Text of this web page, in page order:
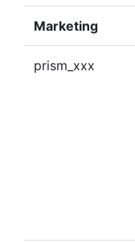
Marketing
prism_xxx